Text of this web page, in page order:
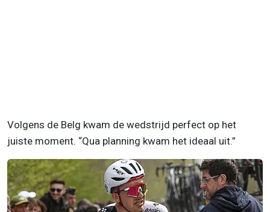
Volgens de Belg kwam de wedstrijd perfect op het
juiste moment. “Qua planning kwam het ideaal uit.”